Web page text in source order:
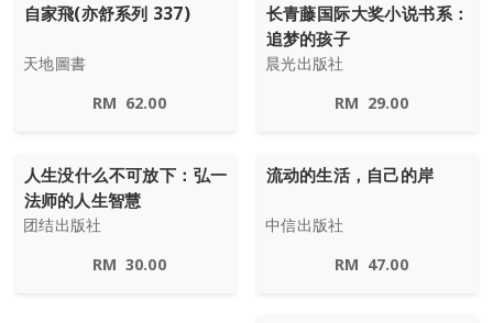
自家飛(亦舒系列 337)
天地圖書
RM 62.00
长青藤国际大奖小说书系：
追梦的孩子
晨光出版社
RM 29.00
人生没什么不可放下：弘一
法师的人生智慧
团结出版社
RM 30.00
流动的生活，自己的岸
中信出版社
RM 47.00